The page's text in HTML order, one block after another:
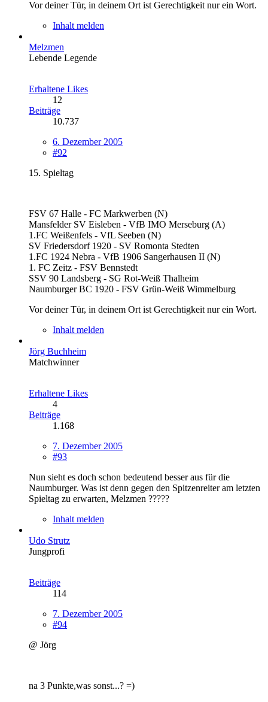
Vor deiner Tür, in deinem Ort ist Gerechtigkeit nur ein Wort.
Inhalt melden
Melzmen
Lebende Legende
Erhaltene Likes
12
Beiträge
10.737
6. Dezember 2005
#92
15. Spieltag
FSV 67 Halle - FC Markwerben (N)
Mansfelder SV Eisleben - VfB IMO Merseburg (A)
1.FC Weißenfels - VfL Seeben (N)
SV Friedersdorf 1920 - SV Romonta Stedten
1.FC 1924 Nebra - VfB 1906 Sangerhausen II (N)
1. FC Zeitz - FSV Bennstedt
SSV 90 Landsberg - SG Rot-Weiß Thalheim
Naumburger BC 1920 - FSV Grün-Weiß Wimmelburg
Vor deiner Tür, in deinem Ort ist Gerechtigkeit nur ein Wort.
Inhalt melden
Jörg Buchheim
Matchwinner
Erhaltene Likes
4
Beiträge
1.168
7. Dezember 2005
#93
Nun sieht es doch schon bedeutend besser aus für die
Naumburger. Was ist denn gegen den Spitzenreiter am letzten
Spieltag zu erwarten, Melzmen ?????
Inhalt melden
Udo Strutz
Jungprofi
Beiträge
114
7. Dezember 2005
#94
@ Jörg
na 3 Punkte,was sonst...? =)